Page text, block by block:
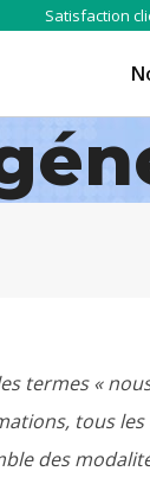
Satisfaction
termes «
tous
des